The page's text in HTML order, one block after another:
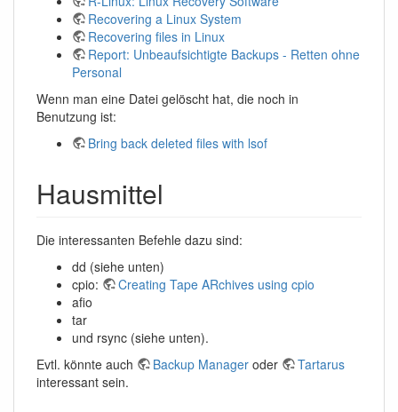
Recovering a Linux System
Recovering files in Linux
Report: Unbeaufsichtigte Backups - Retten ohne
Personal
Wenn man eine Datei gelöscht hat, die noch in
Benutzung ist:
Bring back deleted files with lsof
Hausmittel
Die interessanten Befehle dazu sind:
dd (siehe unten)
cpio:
Creating Tape ARchives using cpio
afio
tar
und rsync (siehe unten).
Evtl. könnte auch
Backup Manager oder
Tartarus
interessant sein.